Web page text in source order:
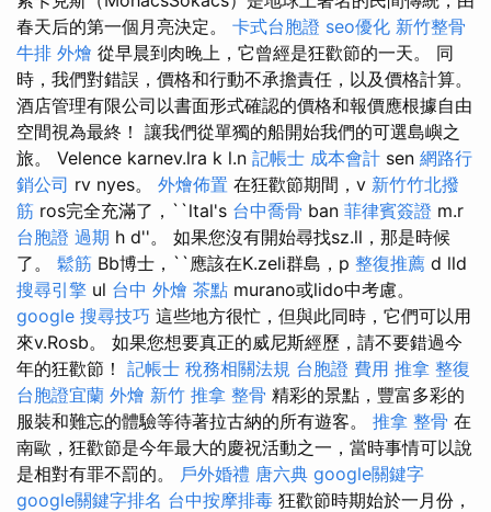
春天后的第一個月亮決定。 卡式台胞證 seo優化 新竹整骨
牛排 外燴 從早晨到肉晚上，它曾經是狂歡節的一天。 同
時，我們對錯誤，價格和行動不承擔責任，以及價格計算。
酒店管理有限公司以書面形式確認的價格和報價應根據自由
空間視為最終！ 讓我們從單獨的船開始我們的可選島嶼之
旅。 Velence karnev.lra k l.n 記帳士 成本會計 sen 網路行
銷公司 rv nyes。 外燴佈置 在狂歡節期間，v 新竹竹北撥
筋 ros完全充滿了，``ltal's 台中喬骨 ban 菲律賓簽證 m.r
台胞證 過期 h d''。 如果您沒有開始尋找sz.ll，那是時候
了。 鬆筋 Bb博士，``應該在K.zeli群島，p 整復推薦 d lld
搜尋引擎 ul 台中 外燴 茶點 murano或lido中考慮。
google 搜尋技巧 這些地方很忙，但與此同時，它們可以用
來v.Rosb。 如果您想要真正的威尼斯經歷，請不要錯過今
年的狂歡節！ 記帳士 稅務相關法規 台胞證 費用 推拿 整復
台胞證宜蘭 外燴 新竹 推拿 整骨 精彩的景點，豐富多彩的
服裝和難忘的體驗等待著拉古納的所有遊客。 推拿 整骨 在
南歐，狂歡節是今年最大的慶祝活動之一，當時事情可以說
是相對有罪不罰的。 戶外婚禮 唐六典 google關鍵字
google關鍵字排名 台中按摩排毒 狂歡節時期始於一月份，